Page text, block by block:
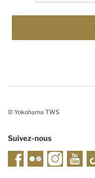
© Yokohama TWS
Suivez-nous